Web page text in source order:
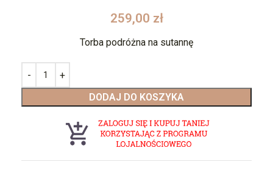
259,00 zł
Torba podróżna na sutannę
DODAJ DO KOSZYKA